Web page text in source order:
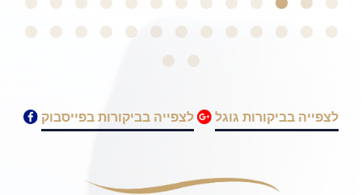
לצפייה בביקורות גוגל לצפייה בביקורות בפייסבוק